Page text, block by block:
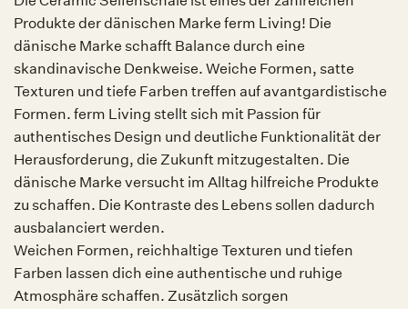
Produkte der dänischen Marke ferm Living! Die
dänische Marke schafft Balance durch eine
skandinavische Denkweise. Weiche Formen, satte
Texturen und tiefe Farben treffen auf avantgardistische
Formen. ferm Living stellt sich mit Passion für
authentisches Design und deutliche Funktionalität der
Herausforderung, die Zukunft mitzugestalten. Die
dänische Marke versucht im Alltag hilfreiche Produkte
zu schaffen. Die Kontraste des Lebens sollen dadurch
ausbalanciert werden.
Weichen Formen, reichhaltige Texturen und tiefen
Farben lassen dich eine authentische und ruhige
Atmosphäre schaffen. Zusätzlich sorgen